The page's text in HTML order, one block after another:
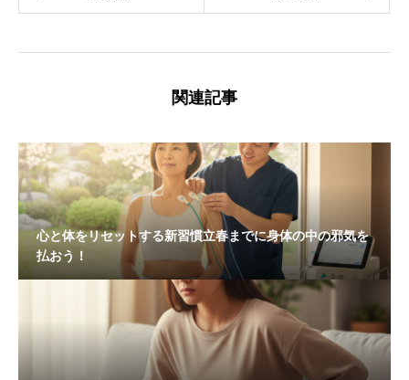
関連記事
心と体をリセットする新習慣立春までに身体の中の邪気を
払おう！